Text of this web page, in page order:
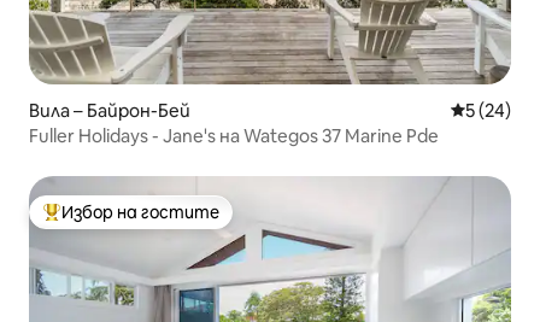
Вила – Байрон-Бей Средна
5 (24)
Fuller Holidays - Jane's на Wategos 37 Marine Pde
Най-популярен избор на гостите
Избор на гостите